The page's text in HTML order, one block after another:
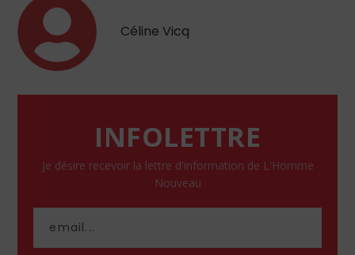
Céline Vicq
INFOLETTRE
Je désire recevoir la lettre d'information de L'Homme
Nouveau